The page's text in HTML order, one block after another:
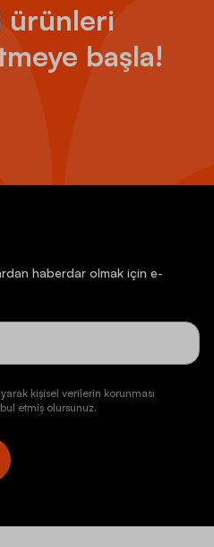
ürünleri
başla!
haberdar olmak için e-
kişisel verilerin korunması
etmiş olursunuz.